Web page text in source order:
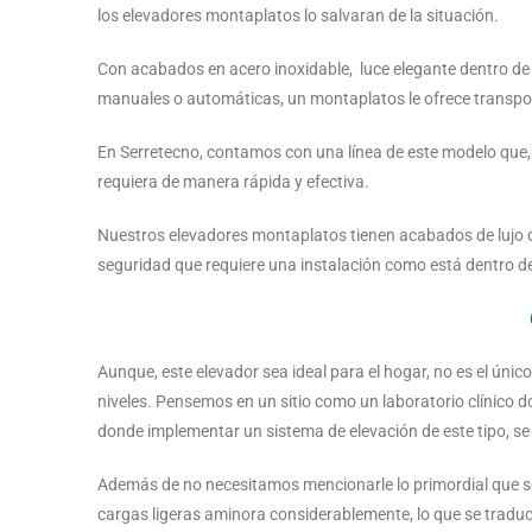
los elevadores montaplatos lo salvaran de la situación.
Con acabados en acero inoxidable, luce elegante dentro
manuales o automáticas, un montaplatos le ofrece
En Serretecno, contamos con una línea de este modelo
requiera de manera rápida y efectiva.
Nuestros elevadores montaplatos tienen acabados de
seguridad que requiere una instalación como está dentro
Aunque, este elevador sea ideal para el hogar, no es el
niveles. Pensemos en un sitio como un laboratorio clínico
donde implementar un sistema de elevación de este tipo,
Además de no necesitamos mencionarle lo primordial que
cargas ligeras aminora considerablemente, lo que se